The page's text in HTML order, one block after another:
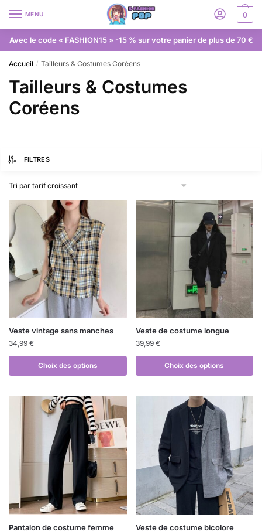
MENU 0
Avec le code « FASHION15 » -15 % sur votre panier de plus de 70 €
Accueil / Tailleurs & Costumes Coréens
Tailleurs & Costumes
Coréens
FILTRES
Veste vintage sans manches
34,99 €
Choix des options
Veste de costume longue
39,99 €
Choix des options
Pantalon de costume femme Veste de costume bicolore